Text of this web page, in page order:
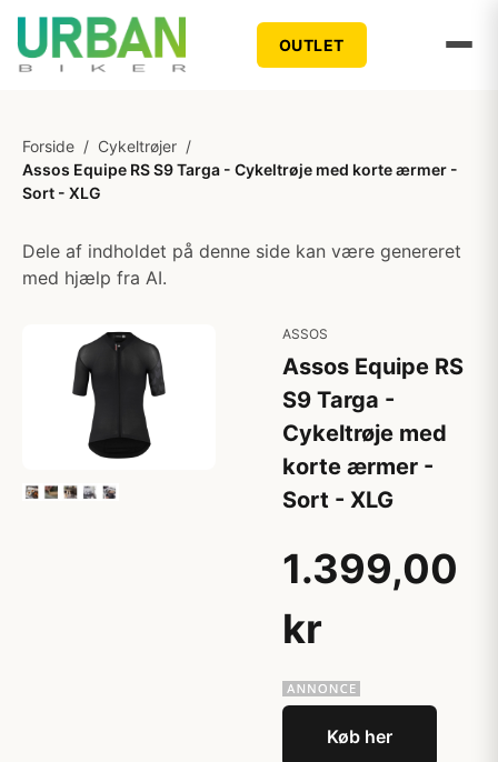
OUTLET
Forside / Cykeltrøjer /
Assos Equipe RS S9 Targa - Cykeltrøje med korte ærmer -
Sort - XLG
Dele af indholdet på denne side kan være genereret
med hjælp fra AI.
ASSOS
Assos Equipe RS
S9 Targa -
Cykeltrøje med
korte ærmer -
Sort - XLG
1.399,00
kr
Køb her